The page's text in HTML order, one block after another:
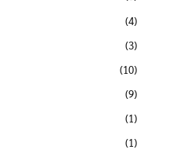
(4)
(3)
(10)
(9)
(1)
(1)